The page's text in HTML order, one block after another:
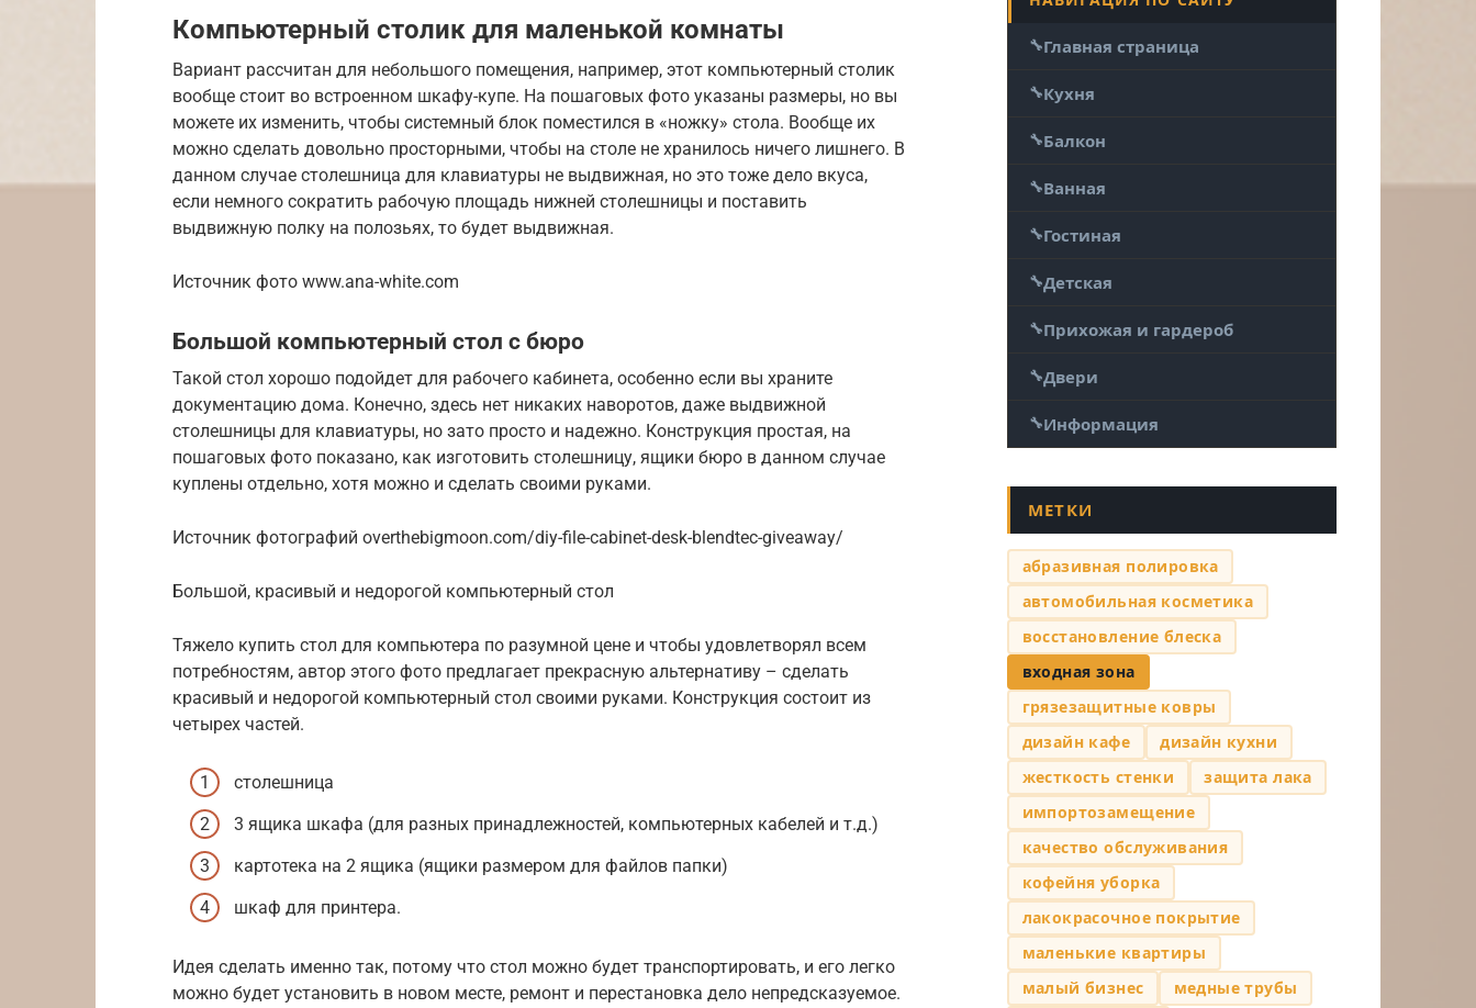
Компьютерный столик для маленькой комнаты
Вариант рассчитан для небольшого помещения, например, этот компьютерный столик
вообще стоит во встроенном шкафу-купе. На пошаговых фото указаны размеры, но вы
можете их изменить, чтобы системный блок поместился в «ножку» стола. Вообще их
можно сделать довольно просторными, чтобы на столе не хранилось ничего лишнего. В
данном случае столешница для клавиатуры не выдвижная, но это тоже дело вкуса,
если немного сократить рабочую площадь нижней столешницы и поставить
выдвижную полку на полозьях, то будет выдвижная.
Источник фото www.ana-white.com
Большой компьютерный стол с бюро
Такой стол хорошо подойдет для рабочего кабинета, особенно если вы храните
документацию дома. Конечно, здесь нет никаких наворотов, даже выдвижной
столешницы для клавиатуры, но зато просто и надежно. Конструкция простая, на
пошаговых фото показано, как изготовить столешницу, ящики бюро в данном случае
куплены отдельно, хотя можно и сделать своими руками.
Источник фотографий overthebigmoon.com/diy-file-cabinet-desk-blendtec-giveaway/
Большой, красивый и недорогой компьютерный стол
Тяжело купить стол для компьютера по разумной цене и чтобы удовлетворял всем
потребностям, автор этого фото предлагает прекрасную альтернативу – сделать
красивый и недорогой компьютерный стол своими руками. Конструкция состоит из
четырех частей.
столешница
3 ящика шкафа (для разных принадлежностей, компьютерных кабелей и т.д.)
картотека на 2 ящика (ящики размером для файлов папки)
шкаф для принтера.
Идея сделать именно так, потому что стол можно будет транспортировать, и его легко
можно будет установить в новом месте, ремонт и перестановка дело непредсказуемое.
Главная страница
Кухня
Балкон
Ванная
Гостиная
Детская
Прихожая и гардероб
Двери
Информация
МЕТКИ
абразивная полировка
автомобильная косметика
восстановление блеска
входная зона
грязезащитные ковры
дизайн кафе
дизайн кухни
жесткость стенки
защита лака
импортозамещение
качество обслуживания
кофейня уборка
лакокрасочное покрытие
маленькие квартиры
малый бизнес
медные трубы